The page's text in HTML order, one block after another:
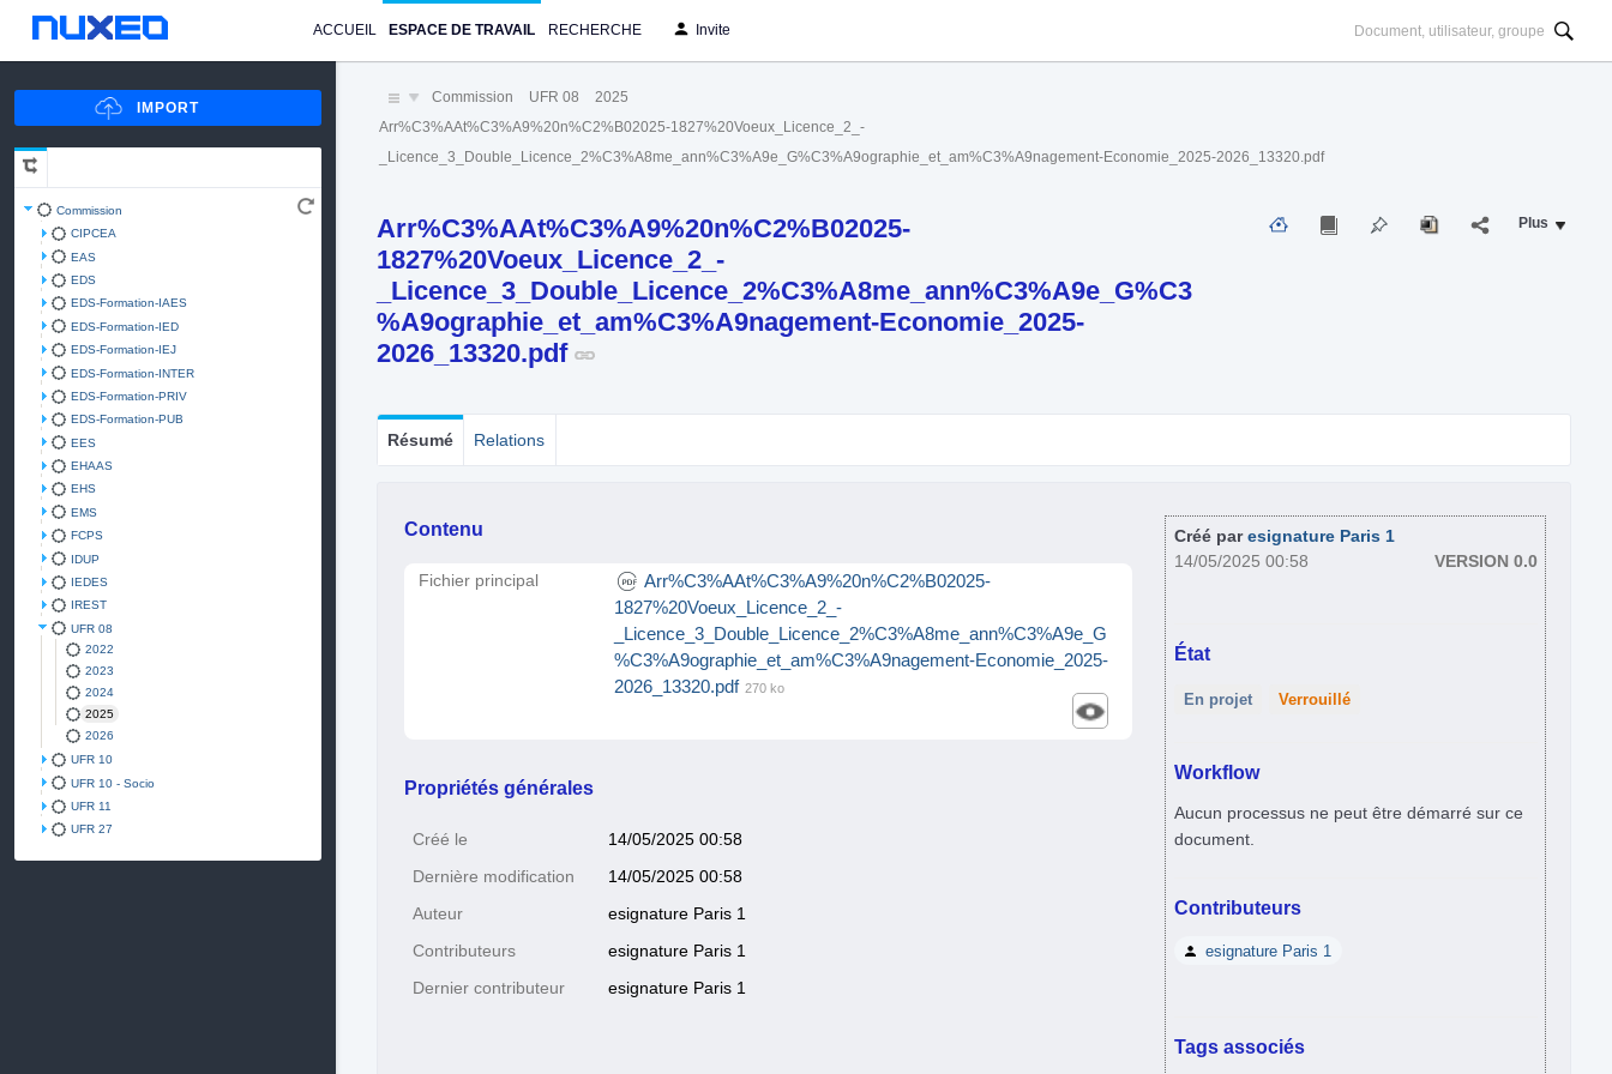
ACCUEIL ESPACE DE TRAVAIL RECHERCHE Invite
Commission
CIPCEA
EAS
EDS
EDS-Formation-IAES
EDS-Formation-IED
EDS-Formation-IEJ
EDS-Formation-INTER
EDS-Formation-PRIV
EDS-Formation-PUB
EES
EHAAS
EHS
EMS
FCPS
IDUP
IEDES
IREST
UFR 08
2022
2023
2024
2025
2026
UFR 10
UFR 10 - Socio
UFR 11
UFR 27
Commission UFR 08 2025
Arr%C3%AAt%C3%A9%20n%C2%B02025-1827%20Voeux_Licence_2_-
_Licence_3_Double_Licence_2%C3%A8me_ann%C3%A9e_G%C3%A9ographie_et_am%C3%A9nagement-Economie_2025-2026_13320.pdf
Arr%C3%AAt%C3%A9%20n%C2%B02025-
1827%20Voeux_Licence_2_-
_Licence_3_Double_Licence_2%C3%A8me_ann%C3%A9e_G%C3
%A9ographie_et_am%C3%A9nagement-Economie_2025-
2026_13320.pdf
Plus
Résumé Relations
Contenu
Fichier principal
Arr%C3%AAt%C3%A9%20n%C2%B02025-
1827%20Voeux_Licence_2_-
_Licence_3_Double_Licence_2%C3%A8me_ann%C3%A9e_G
%C3%A9ographie_et_am%C3%A9nagement-Economie_2025-
2026_13320.pdf 270 ko
Propriétés générales
Créé le 14/05/2025 00:58
Dernière modification 14/05/2025 00:58
Auteur esignature Paris 1
Contributeurs esignature Paris 1
Dernier contributeur esignature Paris 1
Créé paresignature Paris 1
14/05/2025 00:58
VERSION 0.0
État
En projet Verrouillé
Workflow
Aucun processus ne peut être démarré sur ce
document.
Contributeurs
esignature Paris 1
Tags associés